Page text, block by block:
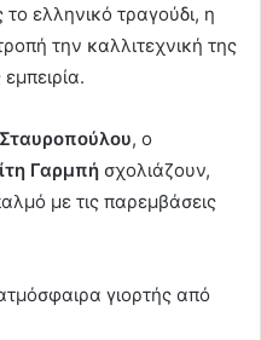
ελληνικό τραγούδι, η
την καλλιτεχνική της
, ο
Γαρμπή σχολιάζουν,
με τις παρεμβάσεις
γιορτής από